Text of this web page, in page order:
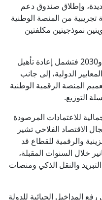
وإطلاق صندوق دعم
من المنصة الوطنية
نموذجيتين مكلفتين
أما مرحلة التنفيذ الممتدة بين 2028 و2030 فتشمل إعادة تأهيل
الدولية، إلى جانب
المنصة الرقمية الوطنية
التوزيع.
للاعتمادات المرصودة
الاقتصاد الفلاحي تشير
والرقمية للقطاع قد
خلال السنوات المقبلة،
والنقل الذكي ومنصات
المداخيل الجبائية للدولة